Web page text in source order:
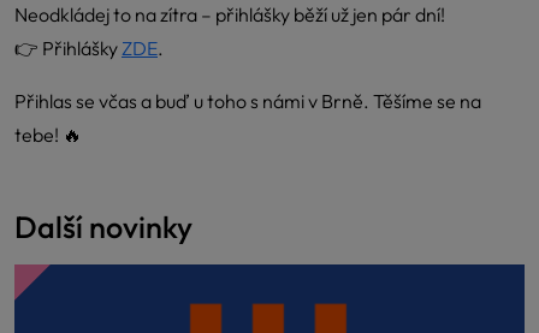
Neodkládej to na zítra – přihlášky běží už jen pár dní!
👉 Přihlášky ZDE.
Přihlas se včas a buď u toho s námi v Brně. Těšíme se na
tebe! 🔥
Další novinky